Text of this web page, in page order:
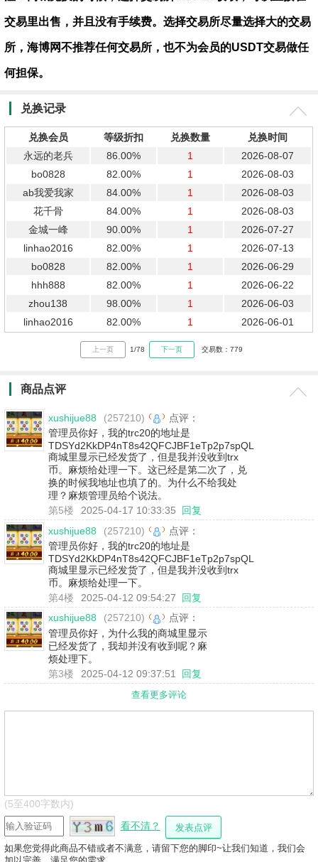
交易里出售，并且没有手续费。选择交易所尽量选择大的交易
所，海博网不推荐任何交易所，也不为会员的USDT交易做任
何担保。
兑换记录
兑换会员 等级折扣 兑换数量
兑换时间
永远的老兵
86.00% 1
2026-08-07
bo0828
82.00% 1
2026-08-03
ab我爱我家
84.00% 1
2026-08-03
花千骨
84.00% 1
2026-08-03
金城一峰
90.00% 1
2026-07-27
linhao2016
82.00% 1
2026-07-13
bo0828
82.00% 1
2026-06-29
hhh888
82.00% 1
2026-06-22
zhou138
98.00% 1
2026-06-03
linhao2016
82.00% 1 2026-06-01
上一页 1/78 下一页 交易数：779
商品点评
xushijue88 (257210)
点评：
管理员你好，我的trc20的地址是
TDSYd2KkDP4nT8s42QFCJBF1eTp2p7spQL
商城里显示已经发货了，但是我并没收到trx
币。麻烦给处理一下。这已经是第二次了，兑
换的时候我地址也填了的。为什么不给我处
理？麻烦管理员给个说法。
第5楼
2025-04-17 10:33:35
回复
xushijue88
(257210)
点评：
管理员你好，我的trc20的地址是
TDSYd2KkDP4nT8s42QFCJBF1eTp2p7spQL
商城里显示已经发货了，但是我并没收到trx
币。麻烦给处理一下。
第4楼
2025-04-12 09:54:27
回复
xushijue88
(257210)
点评：
管理员你好，为什么我的商城里显示
已经发货了，我却并没有收到呢？麻
烦处理下。
第3楼
2025-04-12 09:37:51 回复
查看更多评论
(5至400字数内)
看不清？
如果您觉得此商品不错或者不满意，请留下您的脚印~让我们知道，我们会